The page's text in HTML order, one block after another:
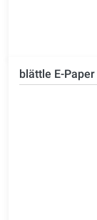
blättle E-Paper